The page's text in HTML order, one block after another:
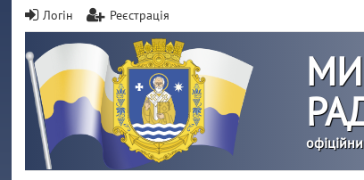
Логін Реєстрація